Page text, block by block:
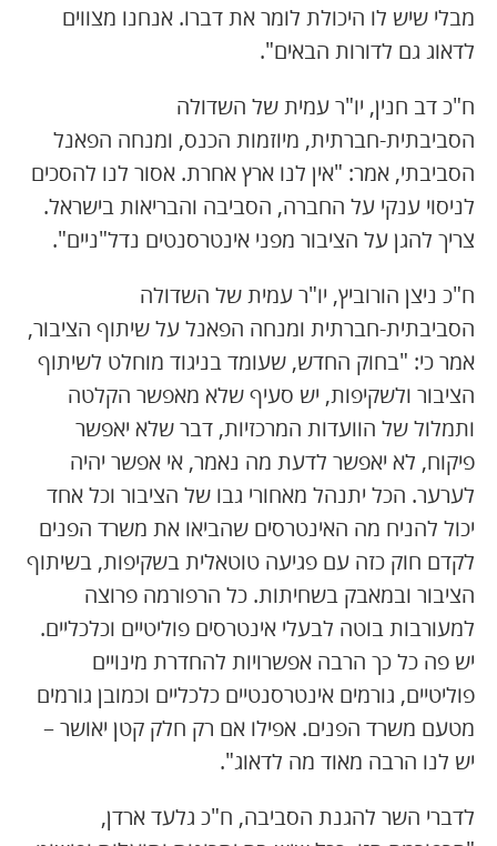
מבלי שיש לו היכולת לומר את דברו. אנחנו מצווים
לדאוג גם לדורות הבאים".
ח"כ דב חנין, יו"ר עמית של השדולה
הסביבתית-חברתית, מיוזמות הכנס, ומנחה הפאנל
הסביבתי, אמר: "אין לנו ארץ אחרת. אסור לנו להסכים
לניסוי ענקי על החברה, הסביבה והבריאות בישראל.
צריך להגן על הציבור מפני אינטרסנטים נדל"ניים".
ח"כ ניצן הורוביץ, יו"ר עמית של השדולה
הסביבתית-חברתית ומנחה הפאנל על שיתוף הציבור,
אמר כי: "בחוק החדש, שעומד בניגוד מוחלט לשיתוף
הציבור ולשקיפות, יש סעיף שלא מאפשר הקלטה
ותמלול של הוועדות המרכזיות, דבר שלא יאפשר
פיקוח, לא יאפשר לדעת מה נאמר, אי אפשר יהיה
לערער. הכל יתנהל מאחורי גבו של הציבור וכל אחד
יכול להניח מה האינטרסים שהביאו את משרד הפנים
לקדם חוק כזה עם פגיעה טוטאלית בשקיפות, בשיתוף
הציבור ובמאבק בשחיתות. כל הרפורמה פרוצה
למעורבות בוטה לבעלי אינטרסים פוליטיים וכלכליים.
יש פה כל כך הרבה אפשרויות להחדרת מינויים
פוליטיים, גורמים אינטרסנטיים כלכליים וכמובן גורמים
מטעם משרד הפנים. אפילו אם רק חלק קטן יאושר –
יש לנו הרבה מאוד מה לדאוג".
לדברי השר להגנת הסביבה, ח"כ גלעד ארדן,